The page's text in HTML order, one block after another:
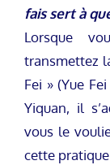
fais sert à
Lorsque
transmettez
Fei » (Yue
Yiquan, il
vous le
cette